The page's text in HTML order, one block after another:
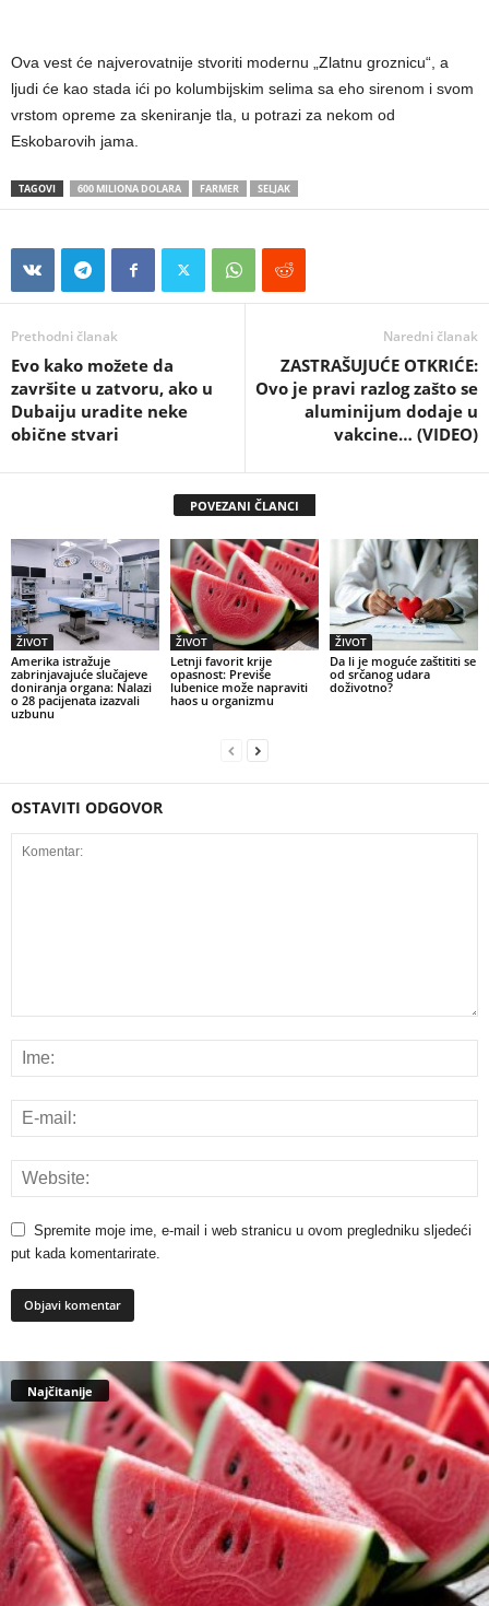
Ova vest će najverovatnije stvoriti modernu „Zlatnu groznicu“, a
ljudi će kao stada ići po kolumbijskim selima sa eho sirenom i svom
vrstom opreme za skeniranje tla, u potrazi za nekom od
Eskobarovih jama.
TAGOVI 600 MILIONA DOLARA FARMER SELJAK
Prethodni članak
Evo kako možete da
završite u zatvoru, ako u
Dubaiju uradite neke
obične stvari
Naredni članak
ZASTRAŠUJUĆE OTKRIĆE:
Ovo je pravi razlog zašto se
aluminijum dodaje u
vakcine… (VIDEO)
POVEZANI ČLANCI
ŽIVOT
Amerika istražuje
zabrinjavajuće slučajeve
doniranja organa: Nalazi
o 28 pacijenata izazvali
uzbunu
ŽIVOT
Letnji favorit krije
opasnost: Previše
lubenice može napraviti
haos u organizmu
ŽIVOT
Da li je moguće zaštititi se
od srčanog udara
doživotno?
OSTAVITI ODGOVOR
Spremite moje ime, e-mail i web stranicu u ovom pregledniku sljedeći
put kada komentarirate.
Najčitanije